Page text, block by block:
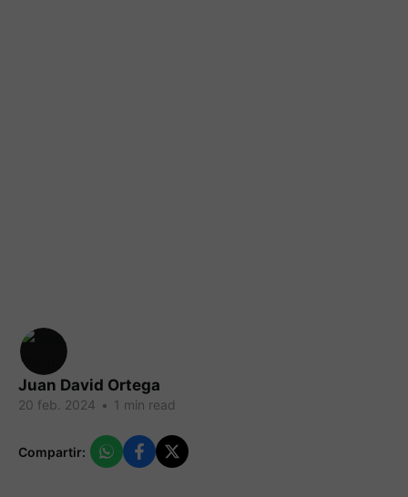
Juan David Ortega
20 feb. 2024 • 1 min read
Compartir: